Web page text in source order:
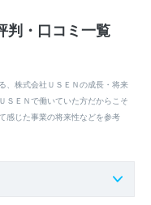
判・口コミ一覧
、株式会社ＵＳＥＮの成長・将来
ＳＥＮで働いていた方だからこそ
感じた事業の将来性などを参考